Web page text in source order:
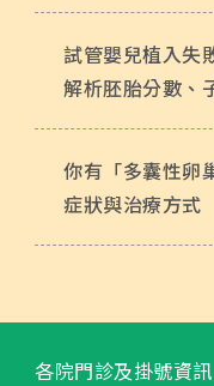
試管嬰兒植入失
解析胚胎分數、
你有「多囊性卵
症狀與治療方式
各院門診及掛號資訊